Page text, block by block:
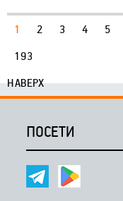
1 2 3 4 5
193
НАВЕРХ
ПОСЕТИ